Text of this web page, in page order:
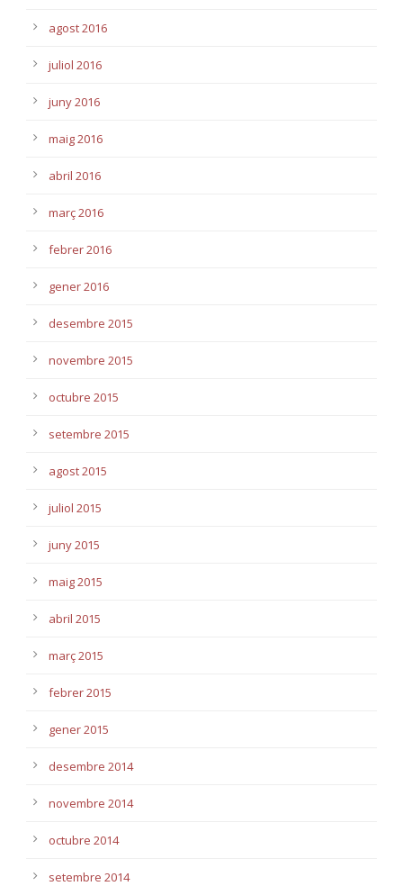
agost 2016
juliol 2016
juny 2016
maig 2016
abril 2016
març 2016
febrer 2016
gener 2016
desembre 2015
novembre 2015
octubre 2015
setembre 2015
agost 2015
juliol 2015
juny 2015
maig 2015
abril 2015
març 2015
febrer 2015
gener 2015
desembre 2014
novembre 2014
octubre 2014
setembre 2014